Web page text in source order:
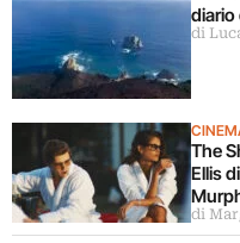
diario
di
The
Ellis
di